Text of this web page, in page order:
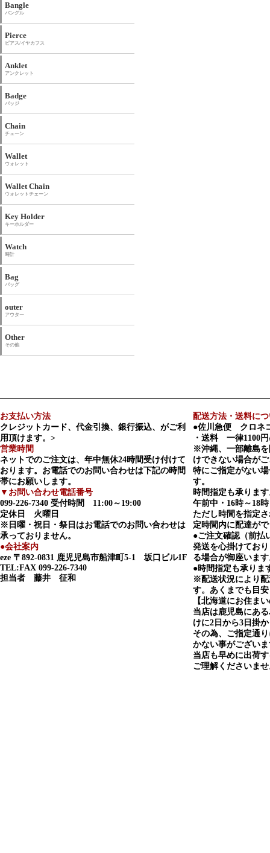
Bangle
バングル
Pierce
ピアス/イヤカフス
Anklet
アンクレット
Badge
バッジ
Chain
チェーン
Wallet
ウォレット
Wallet Chain
ウォレットチェーン
Key Holder
キーホルダー
Watch
時計
Bag
バッグ
outer
アウター
Other
その他
お支払い方法
クレジットカード、代金引換、銀行振込、がご利
用頂けます。>
営業時間
ネットでのご注文は、年中無休24時間受け付けて
おります。お電話でのお問い合わせは下記の時間
帯にお願いします。
▼お問い合わせ電話番号
099-226-7340 受付時間 11:00～19:00
定休日 火曜日
※日曜・祝日・祭日はお電話でのお問い合わせは
承っておりません。
●会社案内
eze 〒892-0831 鹿児児島市船津町5-1 坂口ビル1F
TEL:FAX 099-226-7340
担当者 藤井 征和
配送方法・送料に
●佐川急便 クロネ
・送料 一律1100
※沖縄、一部離島
けできない場合が
特にご指定がない
す。
時間指定も承りま
午前中・16時～18
ただし時間を指定
定時間内に配達が
●ご注文確認（前払
発送を心掛けてお
る場合が御座いま
●時間指定も承りま
※配送状況により
す。あくまでも目
【北海道にお住ま
当店は鹿児島にあ
けに2日から3日掛
その為、ご指定通
かない事がござい
当店も早めに出荷
ご理解くださいま